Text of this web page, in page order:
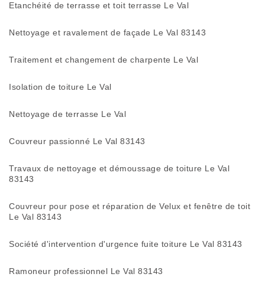
Etanchéité de terrasse et toit terrasse Le Val
Nettoyage et ravalement de façade Le Val 83143
Traitement et changement de charpente Le Val
Isolation de toiture Le Val
Nettoyage de terrasse Le Val
Couvreur passionné Le Val 83143
Travaux de nettoyage et démoussage de toiture Le Val
83143
Couvreur pour pose et réparation de Velux et fenêtre de toit
Le Val 83143
Société d'intervention d'urgence fuite toiture Le Val 83143
Ramoneur professionnel Le Val 83143